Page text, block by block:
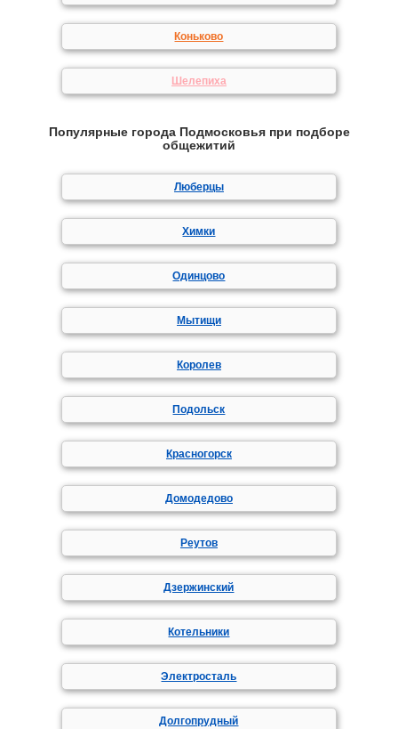
Коньково
Шелепиха
Популярные города Подмосковья при подборе
общежитий
Люберцы
Химки
Одинцово
Мытищи
Королев
Подольск
Красногорск
Домодедово
Реутов
Дзержинский
Котельники
Электросталь
Долгопрудный